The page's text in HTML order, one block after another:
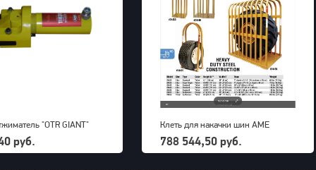
"OTR GIANT"
5-ти составных
23,5kg
руб.
Клеть для накачки шин AME
international 121х182х226 см, 10
Bar, 372 кг
788 544,50 руб.